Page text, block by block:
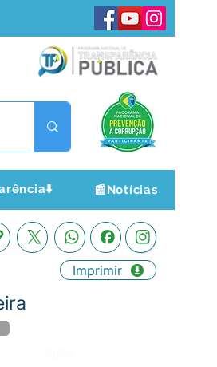
📰Notícias
Imprimir